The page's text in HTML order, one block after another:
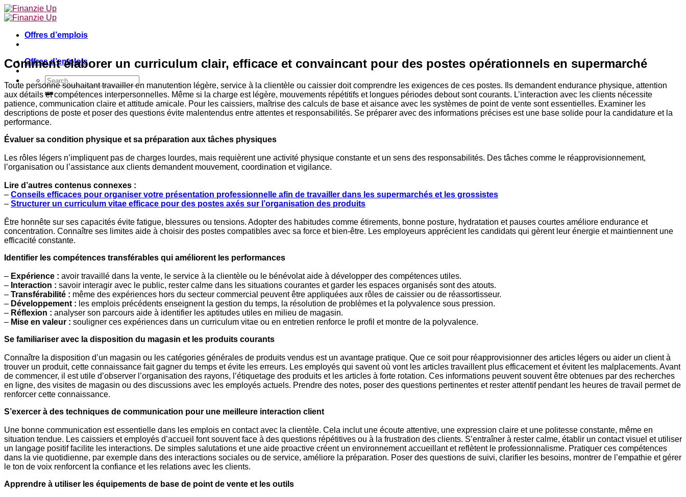
Skip
to
Offres d’emplois
Offres d’emplois
Comment élaborer un curriculum clair, efficace et convaincant pour des postes opérationnels en supermarché
Toute personne souhaitant travailler en manutention légère, service à la clientèle ou caissier doit comprendre les exigences de ces postes. Ils demandent endurance physique, attention
aux détails et compétences interpersonnelles. Même si la charge est légère, mouvements répétitifs et longues périodes debout sont courants. L’interaction avec les clients nécessite
patience, communication claire et attitude amicale. Pour les caissiers, maîtrise des calculs de base et aisance avec les systèmes de point de vente sont essentielles. Examiner les
descriptions de poste et poser des questions évite malentendus entre attentes et responsabilités. Se préparer avec des informations précises est une base solide pour la candidature et la
performance.
Évaluer sa condition physique et sa préparation aux tâches physiques
Les rôles légers n’impliquent pas de charges lourdes, mais requièrent une activité physique constante et un sens des responsabilités. Des tâches comme le réapprovisionnement,
l’organisation ou l’assistance aux clients demandent mouvement, coordination et vigilance.
Lire d’autres contenus connexes :
– Conseils efficaces pour organiser votre présentation professionnelle afin de travailler dans les supermarchés et les grossistes
– Structurer un curriculum vitae efficace pour des postes axés sur l’organisation des produits
Être honnête sur ses capacités évite fatigue, blessures ou tensions. Adopter des habitudes comme étirements, bonne posture, hydratation et pauses courtes améliore endurance et
concentration. Connaître ses limites aide à choisir des postes compatibles avec sa force et bien-être. Les employeurs apprécient les candidats qui gèrent leur énergie et maintiennent une
efficacité constante.
Identifier les compétences transférables qui améliorent les performances
– Expérience : avoir travaillé dans la vente, le service à la clientèle ou le bénévolat aide à développer des compétences utiles.
– Interaction : savoir interagir avec le public, rester calme dans les situations courantes et garder les espaces organisés sont des atouts.
– Transférabilité : même des expériences hors du secteur commercial peuvent être appliquées aux rôles de caissier ou de réassortisseur.
– Développement : les emplois précédents enseignent la gestion du temps, la résolution de problèmes et la polyvalence sous pression.
– Réflexion : analyser son parcours aide à identifier les aptitudes utiles en milieu de magasin.
– Mise en valeur : souligner ces expériences dans un curriculum vitae ou en entretien renforce le profil et montre de la polyvalence.
Se familiariser avec la disposition du magasin et les produits courants
Connaître la disposition d’un magasin ou les catégories générales de produits vendus est un avantage pratique. Que ce soit pour réapprovisionner des articles légers ou aider un client à
trouver un produit, cette connaissance fait gagner du temps et évite les erreurs. Les employés qui savent où vont les articles travaillent plus efficacement et évitent les malplacements. Avant
de commencer, il est utile d’observer l’organisation des rayons, l’étiquetage des produits et les articles à forte rotation. Ces informations peuvent souvent être obtenues par des recherches
en ligne, des visites de magasin ou des discussions avec les employés actuels. Prendre des notes, poser des questions pertinentes et rester attentif pendant les heures de travail permet de
renforcer cette connaissance.
S’exercer à des techniques de communication pour une meilleure interaction client
Une bonne communication est essentielle dans les emplois en contact avec la clientèle. Cela inclut une écoute attentive, une expression claire et une politesse constante, même en
situation tendue. Les caissiers et employés d’accueil font souvent face à des questions répétitives ou à la frustration des clients. S’entraîner à rester calme, établir un contact visuel et utiliser
un langage positif facilite les interactions. De simples salutations et une aide proactive créent un environnement accueillant et reflètent le professionnalisme. Pratiquer ces compétences
dans la vie quotidienne, par exemple dans des interactions sociales ou de service, améliore la préparation. Poser des questions de suivi, clarifier les besoins, montrer de l’empathie et gérer
le ton de voix renforcent la confiance et les relations avec les clients.
Apprendre à utiliser les équipements de base de point de vente et les outils